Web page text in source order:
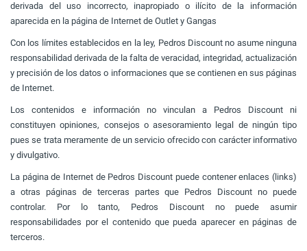
derivada del uso incorrecto, inapropiado o ilícito de la información
aparecida en la página de Internet de Outlet y Gangas
Con los límites establecidos en la ley, Pedros Discount no asume ninguna
responsabilidad derivada de la falta de veracidad, integridad, actualización
y precisión de los datos o informaciones que se contienen en sus páginas
de Internet.
Los contenidos e información no vinculan a Pedros Discount ni
constituyen opiniones, consejos o asesoramiento legal de ningún tipo
pues se trata meramente de un servicio ofrecido con carácter informativo
y divulgativo.
La página de Internet de Pedros Discount puede contener enlaces (links)
a otras páginas de terceras partes que Pedros Discount no puede
controlar. Por lo tanto, Pedros Discount no puede asumir
responsabilidades por el contenido que pueda aparecer en páginas de
terceros.